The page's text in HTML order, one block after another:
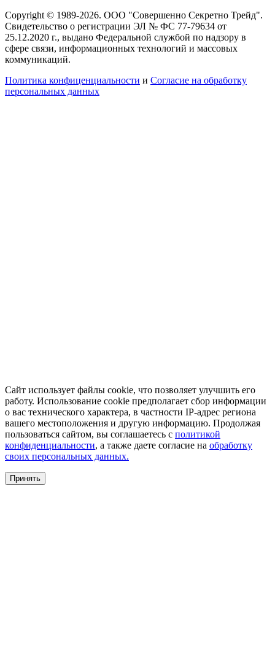
Copyright © 1989-2026. ООО "Совершенно Секретно Трейд".
Свидетельство о регистрации ЭЛ № ФС 77-79634 от
25.12.2020 г., выдано Федеральной службой по надзору в
сфере связи, информационных технологий и массовых
коммуникаций.
Политика конфиценциальности и Согласие на обработку
персональных данных
Сайт использует файлы cookie, что позволяет улучшить его
работу. Использование cookie предполагает сбор информации
о вас технического характера, в частности IP-адрес региона
вашего местоположения и другую информацию. Продолжая
пользоваться сайтом, вы соглашаетесь с политикой
конфиденциальности, а также даете согласие на обработку
своих персональных данных.
Принять